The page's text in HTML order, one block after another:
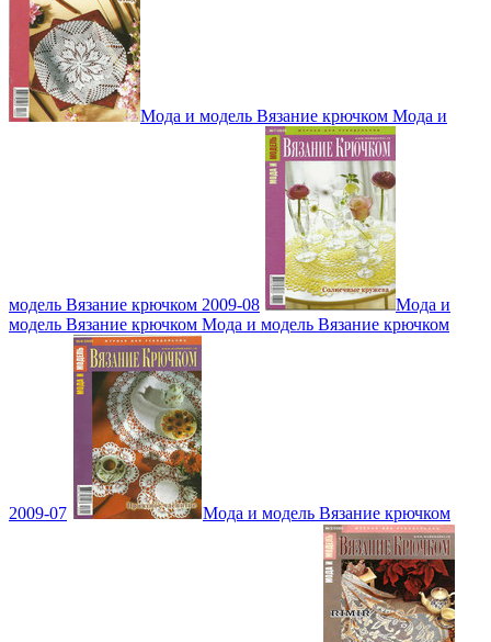
Мода и модель Вязание крючком Мода и
модель Вязание крючком 2009-08
Мода и
модель Вязание крючком Мода и модель Вязание крючком
2009-07 Мода и модель Вязание крючком